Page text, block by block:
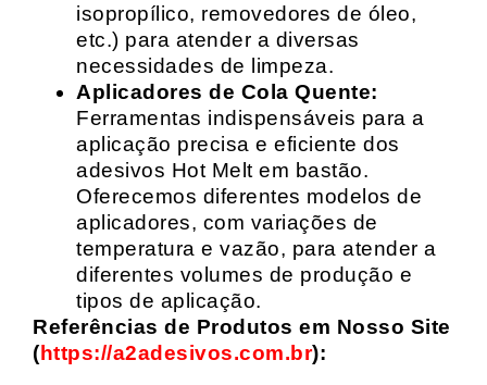
isopropílico, removedores de óleo,
etc.) para atender a diversas
necessidades de limpeza.
Aplicadores de Cola Quente:
Ferramentas indispensáveis para a
aplicação precisa e eficiente dos
adesivos Hot Melt em bastão.
Oferecemos diferentes modelos de
aplicadores, com variações de
temperatura e vazão, para atender a
diferentes volumes de produção e
tipos de aplicação.
Referências de Produtos em Nosso Site
(https://a2adesivos.com.br):